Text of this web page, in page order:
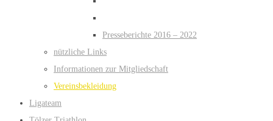
Presseberichte 2016 – 2022
nützliche Links
Informationen zur Mitgliedschaft
Vereinsbekleidung
Ligateam